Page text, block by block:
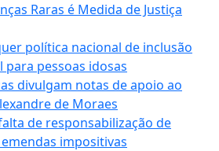
Raras é Medida de Justiça
política nacional de inclusão
pessoas idosas
divulgam notas de apoio ao
de Moraes
de responsabilização de
impositivas